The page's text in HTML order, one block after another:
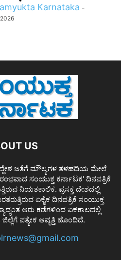
Karnataka -
US
ಜತೆಗೆ ಮೌಲ್ಯಗಳ ತಳಹದಿಯ ಮೇಲೆ
ಸಂಯುಕ್ತ ಕರ್ನಾಟಕ' ದಿನಪತ್ರಿಕೆ
ನಿಯತಕಾಲಿಕ. ಪ್ರಸಕ್ತ ದೇಶದಲ್ಲಿ
ಏಕೈಕ ದಿನಪತ್ರಿಕೆ ಸಂಯುಕ್ತ
ಆರು ಕಡೆಗಳಿಂದ ಏಕಕಾಲದಲ್ಲಿ
ಜಿಲ್ಲೆಗೆ ಪತ್ಯೇಕ ಆವೃತ್ತಿ ಹೊಂದಿದೆ.